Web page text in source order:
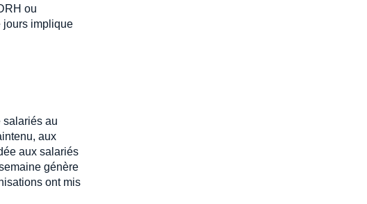
ou
jours implique
salariés au
aux
aux salariés
génère
ont mis